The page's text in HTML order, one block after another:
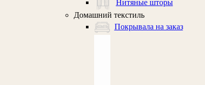
Нитяные шторы
Домашний текстиль
Покрывала на заказ